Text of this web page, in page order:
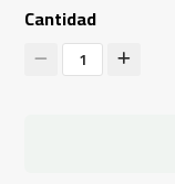
Cantidad
1